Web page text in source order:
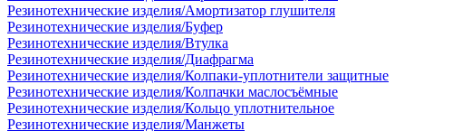
Резинотехнические изделия/Амортизатор глушителя
Резинотехнические изделия/Буфер
Резинотехнические изделия/Втулка
Резинотехнические изделия/Диафрагма
Резинотехнические изделия/Колпаки-уплотнители защитные
Резинотехнические изделия/Колпачки маслосъёмные
Резинотехнические изделия/Кольцо уплотнительное
Резинотехнические изделия/Манжеты